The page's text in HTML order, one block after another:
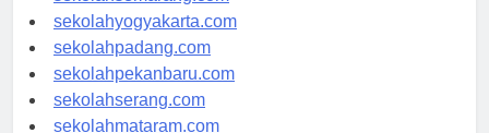
sekolahsemarang.com
sekolahyogyakarta.com
sekolahpadang.com
sekolahpekanbaru.com
sekolahserang.com